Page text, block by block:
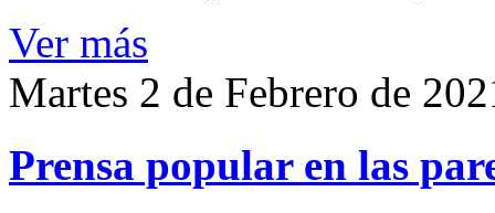
Ver más
Martes 2 de Febrero de
Prensa popular en las